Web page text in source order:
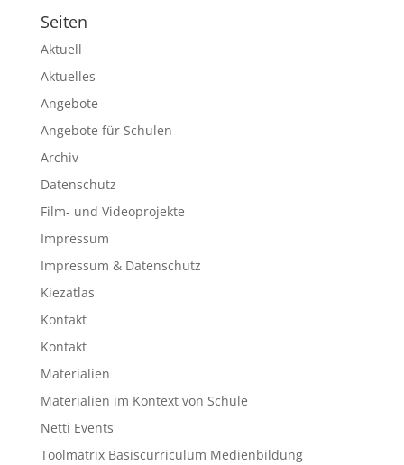
Seiten
Aktuell
Aktuelles
Angebote
Angebote für Schulen
Archiv
Datenschutz
Film- und Videoprojekte
Impressum
Impressum & Datenschutz
Kiezatlas
Kontakt
Kontakt
Materialien
Materialien im Kontext von Schule
Netti Events
Toolmatrix Basiscurriculum Medienbildung